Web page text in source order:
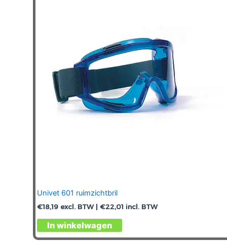
Univet 601 ruimzichtbril
€18,19 excl. BTW | €22,01 incl. BTW
In winkelwagen